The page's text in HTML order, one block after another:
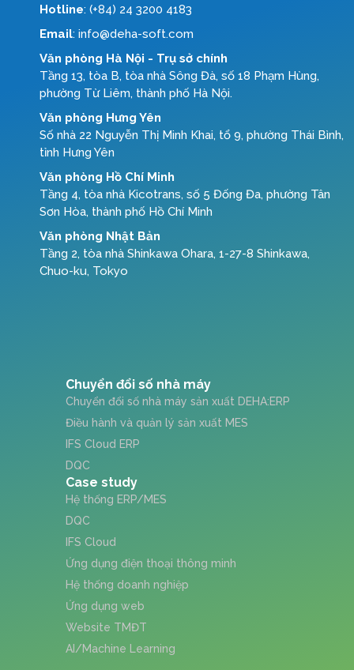
Hotline: (+84) 24 3200 4183
Email: info@deha-soft.com
Văn phòng Hà Nội - Trụ sở chính
Tầng 13, tòa B, tòa nhà Sông Đà, số 18 Phạm Hùng,
phường Từ Liêm, thành phố Hà Nội.
Văn phòng Hưng Yên
Số nhà 22 Nguyễn Thị Minh Khai, tổ 9, phường Thái Bình,
tỉnh Hưng Yên
Văn phòng Hồ Chí Minh
Tầng 4, tòa nhà Kicotrans, số 5 Đống Đa, phường Tân
Sơn Hòa, thành phố Hồ Chí Minh
Văn phòng Nhật Bản
Tầng 2, tòa nhà Shinkawa Ohara, 1-27-8 Shinkawa,
Chuo-ku, Tokyo
Chuyển đổi số nhà máy
Chuyển đổi số nhà máy sản xuất DEHA:ERP
Điều hành và quản lý sản xuất MES
IFS Cloud ERP
DQC
Case study
Hệ thống ERP/MES
DQC
IFS Cloud
Ứng dụng điện thoại thông minh
Hệ thống doanh nghiệp
Ứng dụng web
Website TMĐT
AI/Machine Learning